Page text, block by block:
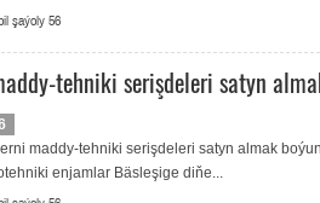
şaýoly 56
tehniki serişdeleri satyn
maddy-tehniki serişdeleri satyn almak
enjamlar Bäsleşige diňe...